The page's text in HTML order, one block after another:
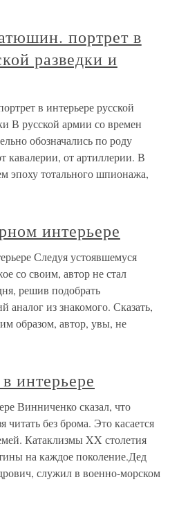
портрет в
разведки и
в интерьере русской
В русской армии со времен
обозначались по роду
кавалерии, от артиллерии. В
эпоху тотального шпионажа,
интерьере
Следуя устоявшемуся
со своим, автор не стал
решив подобрать
аналог из знакомого. Сказать,
образом, автор, увы, не
интерьере
Винниченко сказал, что
без брома. Это касается
Катаклизмы XX столетия
на каждое поколение.Дед
служил в военно-морском